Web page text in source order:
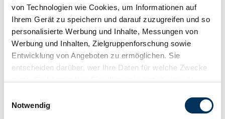
von Technologien wie Cookies, um Informationen auf
Ihrem Gerät zu speichern und darauf zuzugreifen und so
personalisierte Werbung und Inhalte, Messungen von
Werbung und Inhalten, Zielgruppenforschung sowie
Entwicklung von Angeboten zu ermöglichen. Sie
entscheiden darüber, wer Ihre Daten für welche Zwecke
Trigger Symbol ändern oder widerrufen
Notwendig
/22